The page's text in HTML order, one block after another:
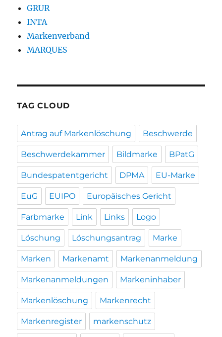
GRUR
INTA
Markenverband
MARQUES
TAG CLOUD
Antrag auf Markenlöschung Beschwerde
Beschwerdekammer Bildmarke BPatG
Bundespatentgericht DPMA EU-Marke
EuG EUIPO Europäisches Gericht
Farbmarke Link Links Logo
Löschung Löschungsantrag Marke
Marken Markenamt Markenanmeldung
Markenanmeldungen Markeninhaber
Markenlöschung Markenrecht
Markenregister markenschutz